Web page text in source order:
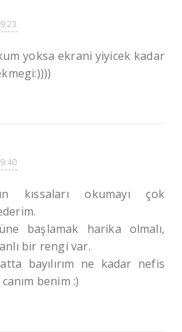
yoksa ekrani yiyicek kadar
kıssaları okumayı çok
başlamak harika olmalı,
bir rengi var.
bayılırım ne kadar nefis
benim :)